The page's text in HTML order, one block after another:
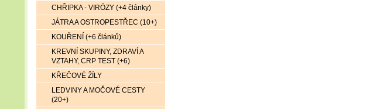
CHŘIPKA - VIRÓZY (+4 články)
JÁTRA A OSTROPESTŘEC (10+)
KOUŘENÍ (+6 článků)
KREVNÍ SKUPINY, ZDRAVÍ A
VZTAHY, CRP TEST (+6)
KŘEČOVÉ ŽÍLY
LEDVINY A MOČOVÉ CESTY
(20+)